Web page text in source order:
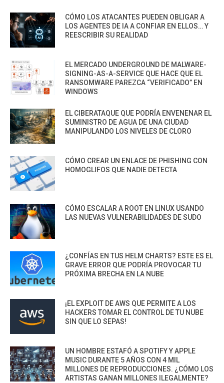
CÓMO LOS ATACANTES PUEDEN OBLIGAR A
LOS AGENTES DE IA A CONFIAR EN ELLOS… Y
REESCRIBIR SU REALIDAD
EL MERCADO UNDERGROUND DE MALWARE-
SIGNING-AS-A-SERVICE QUE HACE QUE EL
RANSOMWARE PAREZCA “VERIFICADO” EN
WINDOWS
EL CIBERATAQUE QUE PODRÍA ENVENENAR EL
SUMINISTRO DE AGUA DE UNA CIUDAD
MANIPULANDO LOS NIVELES DE CLORO
CÓMO CREAR UN ENLACE DE PHISHING CON
HOMOGLIFOS QUE NADIE DETECTA
CÓMO ESCALAR A ROOT EN LINUX USANDO
LAS NUEVAS VULNERABILIDADES DE SUDO
¿CONFÍAS EN TUS HELM CHARTS? ESTE ES EL
GRAVE ERROR QUE PODRÍA PROVOCAR TU
PRÓXIMA BRECHA EN LA NUBE
¡EL EXPLOIT DE AWS QUE PERMITE A LOS
HACKERS TOMAR EL CONTROL DE TU NUBE
SIN QUE LO SEPAS!
UN HOMBRE ESTAFÓ A SPOTIFY Y APPLE
MUSIC DURANTE 5 AÑOS CON 4 MIL
MILLONES DE REPRODUCCIONES. ¿CÓMO LOS
ARTISTAS GANAN MILLONES ILEGALMENTE?